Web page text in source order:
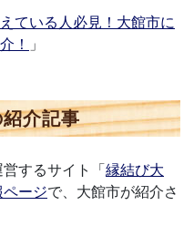
ている人必見！大館市に
！ 」
介記事
するサイト「縁結び大
ージで、大館市が紹介さ